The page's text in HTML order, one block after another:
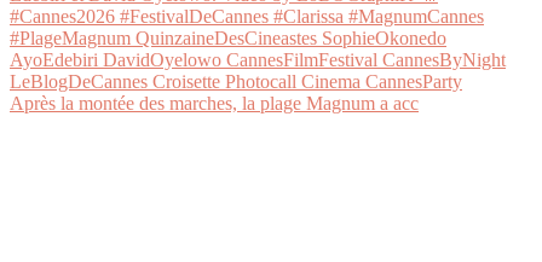
Après la montée des marches, la plage Magnum a acc